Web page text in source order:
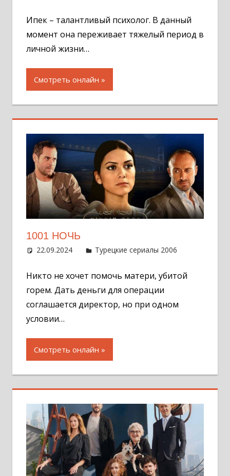
Ипек – талантливый психолог. В данный
момент она переживает тяжелый период в
личной жизни…
Смотреть онлайн
1001 НОЧЬ
22.09.2024 Администратор
Турецкие сериалы 2006
Никто не хочет помочь матери, убитой
горем. Дать деньги для операции
соглашается директор, но при одном
условии…
Смотреть онлайн